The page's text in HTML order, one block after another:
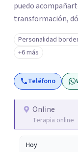
puedo
transformación,
que te ha aqueja.
seguro
Personalidad
+6 más
Teléfono
Online
Terapia online
Hoy